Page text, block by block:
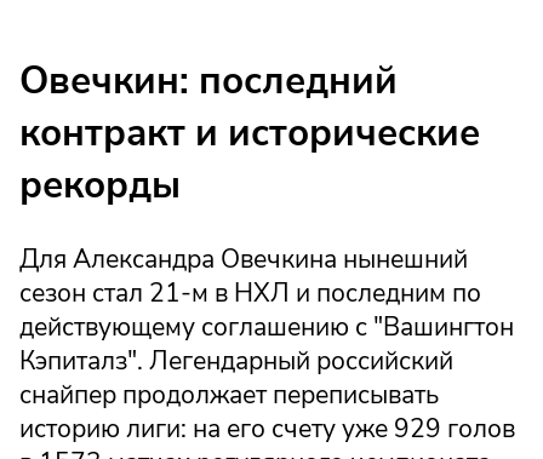
Овечкин: последний
контракт и исторические
рекорды
Для Александра Овечкина нынешний
сезон стал 21-м в НХЛ и последним по
действующему соглашению с "Вашингтон
Кэпиталз". Легендарный российский
снайпер продолжает переписывать
историю лиги: на его счету уже 929 голов